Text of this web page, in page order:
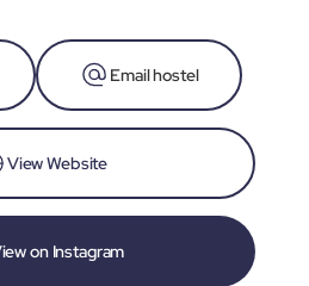
Email hostel
View Website
on Instagram